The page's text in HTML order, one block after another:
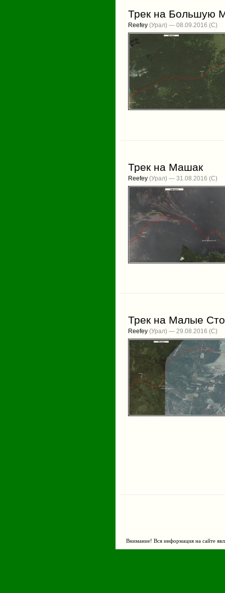
Трек на Большую
Reefey (Урал) — 08.09.2016
Трек на Машак
Reefey (Урал) — 31.08.2016
Трек на Малые
Reefey (Урал) — 29.08.2016
Внимание! Вся информация на сайте